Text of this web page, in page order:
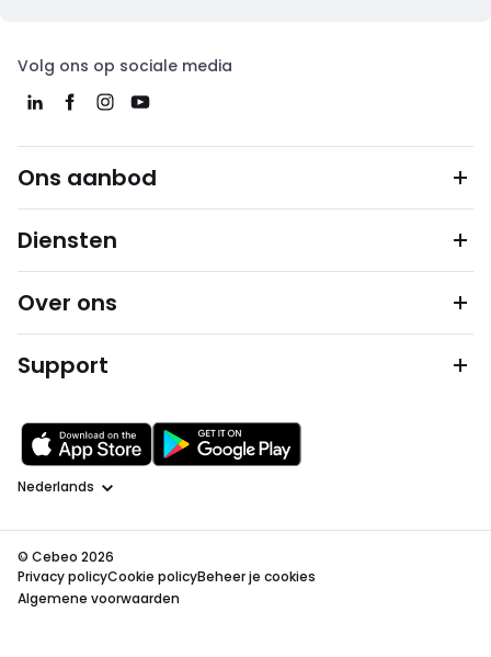
Volg ons op sociale media
Ons aanbod
Diensten
Over ons
Support
Taal
© Cebeo 2026
Privacy policyCookie policyBeheer je cookies
Algemene voorwaarden